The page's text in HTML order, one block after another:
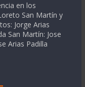
en los
San Martín y
Jorge Arias
San Martín: Jose
Arias Padilla